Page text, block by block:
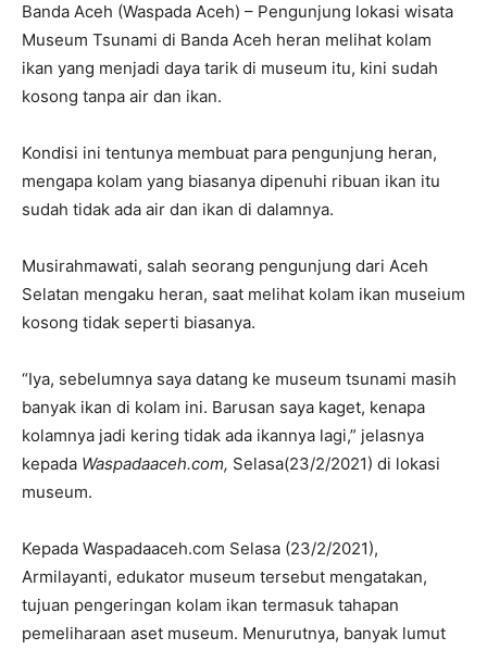
Banda Aceh (Waspada Aceh) – Pengunjung lokasi wisata
Museum Tsunami di Banda Aceh heran melihat kolam
ikan yang menjadi daya tarik di museum itu, kini sudah
kosong tanpa air dan ikan.
Kondisi ini tentunya membuat para pengunjung heran,
mengapa kolam yang biasanya dipenuhi ribuan ikan itu
sudah tidak ada air dan ikan di dalamnya.
Musirahmawati, salah seorang pengunjung dari Aceh
Selatan mengaku heran, saat melihat kolam ikan museium
kosong tidak seperti biasanya.
“Iya, sebelumnya saya datang ke museum tsunami masih
banyak ikan di kolam ini. Barusan saya kaget, kenapa
kolamnya jadi kering tidak ada ikannya lagi,” jelasnya
kepada Waspadaaceh.com, Selasa(23/2/2021) di lokasi
museum.
Kepada Waspadaaceh.com Selasa (23/2/2021),
Armilayanti, edukator museum tersebut mengatakan,
tujuan pengeringan kolam ikan termasuk tahapan
pemeliharaan aset museum. Menurutnya, banyak lumut